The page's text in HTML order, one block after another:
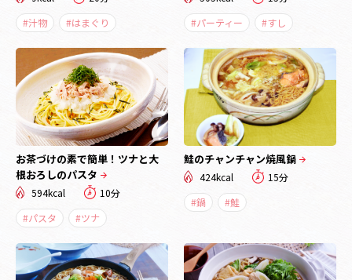
#汁物
#はまぐり
#パーティー
#すし
お茶づけの素で簡単！ツナと大
根おろしのパスタ
594kcal
10分
#パスタ
#ツナ
鮭のチャンチャン焼風鍋
424kcal
15分
#鍋
#鮭